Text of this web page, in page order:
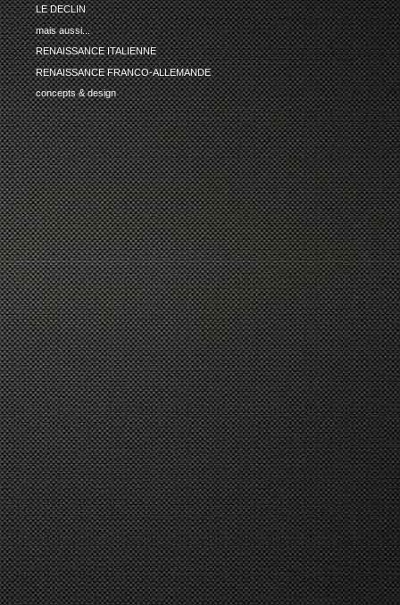
LE DECLIN
mais aussi...
RENAISSANCE ITALIENNE
RENAISSANCE FRANCO-ALLEMANDE
concepts & design